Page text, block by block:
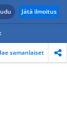
Jätä ilmoitus
samanlaiset